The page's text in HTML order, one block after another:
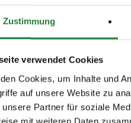
Zustimmung
verwendet Cookies
Cookies, um Inhalte und
auf unsere Website zu
unsere Partner für soziale
Sa. vorm.:
Zu den Ergebnissen auf